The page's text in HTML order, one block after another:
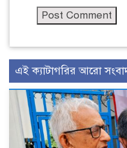
এই ক্যাটাগরির আরো